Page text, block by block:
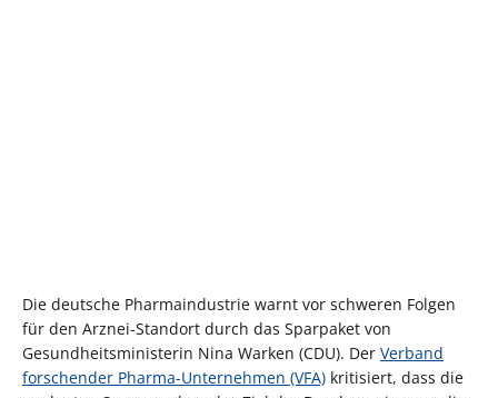
Die deutsche Pharmaindustrie warnt vor schweren Folgen
für den Arznei-Standort durch das Sparpaket von
Gesundheitsministerin Nina Warken (CDU). Der Verband
forschender Pharma-Unternehmen (VFA) kritisiert, dass die